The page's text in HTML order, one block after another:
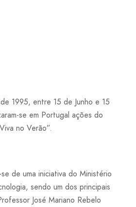
1995, entre 15 de Junho e 15
se em Portugal ações do
no Verão”.
de uma iniciativa do Ministério
sendo um dos principais
José Mariano Rebelo